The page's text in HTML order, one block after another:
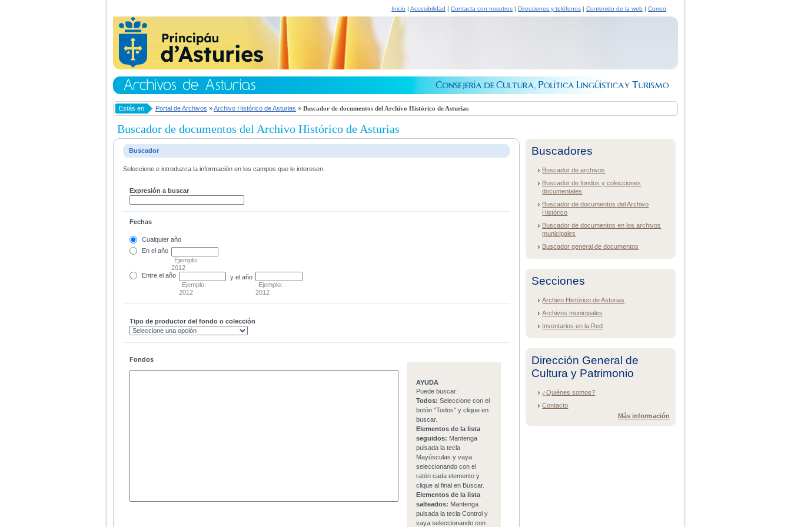
Inicio | Accesibilidad | Contacta con nosotros | Direcciones y teléfonos | Contenido de la web | Correo
Estás en Portal de Archivos »Archivo Histórico de Asturias » Buscador de documentos del Archivo Histórico de Asturias
Buscador de documentos del Archivo Histórico de Asturias
Buscador
Seleccione e introduzca la información en los campos que le interesen.
Expresión a buscar
Fechas
Cualquier año
En el año
Ejemplo:
2012
Entre el año
Ejemplo:
2012
y el año
Ejemplo:
2012
Tipo de productor del fondo o colección
Fondos
AYUDA
Puede buscar:
Todos: Seleccione con el
botón "Todos" y clique en
buscar.
Elementos de la lista
seguidos: Mantenga
pulsada la tecla
Mayúsculas y vaya
seleccionando con el
ratón cada elemento y
clique al final en Buscar.
Elementos de la lista
salteados: Mantenga
pulsada la tecla Control y
vaya seleccionando con
Buscadores
Buscador de archivos
Buscador de fondos y colecciones
documentales
Buscador de documentos del Archivo
Histórico
Buscador de documentos en los archivos
municipales
Buscador general de documentos
Secciones
Archivo Histórico de Asturias
Archivos municipales
Inventarios en la Red
Dirección General de
Cultura y Patrimonio
¿Quiénes somos?
Contacto
Más información